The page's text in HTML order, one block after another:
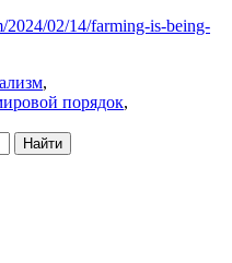
2024/02/14/farming-is-being-
,
порядок,